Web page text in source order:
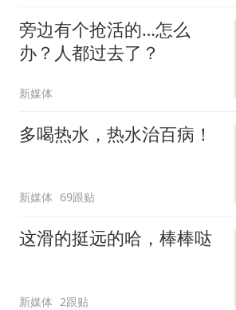
旁边有个抢活的…怎么
办？人都过去了？
新媒体
多喝热水，热水治百病！
新媒体 69跟贴
这滑的挺远的哈，棒棒哒
新媒体 2跟贴